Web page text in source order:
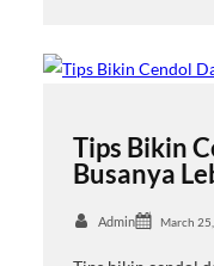
Tips Bikin
Busanya
Admin March